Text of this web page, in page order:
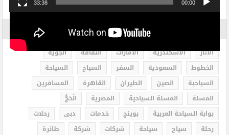
00:00
33:38
الاثار الاسكندرية الامارات الثقافة
الجوية
الخطوط
السعودية السفر السياح
السياحة
السياحية
الصين الطيران القاهرة
المسافرين
المسلة
المسلة السياحية المصرية
الْحَجُّ
بوابة السياحة العربية
بوينج خدمات دبى
رحلات
رحلة
سياح سياحة شركات شركة
طائرة